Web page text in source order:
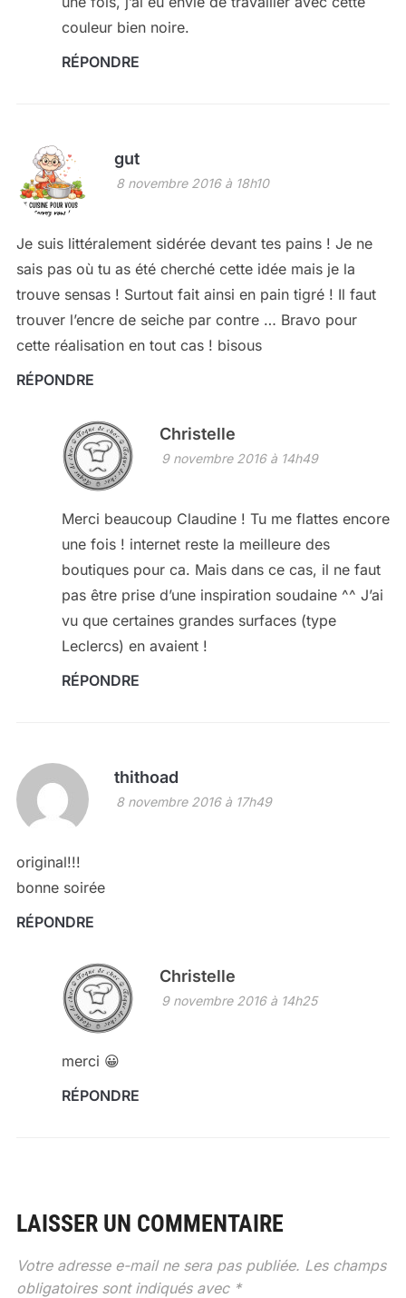
couleur bien noire.
RÉPONDRE
gut
8 novembre 2016 à 18h10
Je suis littéralement sidérée devant tes pains ! Je ne
sais pas où tu as été cherché cette idée mais je la
trouve sensas ! Surtout fait ainsi en pain tigré ! Il faut
trouver l’encre de seiche par contre … Bravo pour
cette réalisation en tout cas ! bisous
RÉPONDRE
Christelle
9 novembre 2016 à 14h49
Merci beaucoup Claudine ! Tu me flattes encore
une fois ! internet reste la meilleure des
boutiques pour ca. Mais dans ce cas, il ne faut
pas être prise d’une inspiration soudaine ^^ J’ai
vu que certaines grandes surfaces (type
Leclercs) en avaient !
RÉPONDRE
thithoad
8 novembre 2016 à 17h49
original!!!
bonne soirée
RÉPONDRE
Christelle
9 novembre 2016 à 14h25
merci 😀
RÉPONDRE
LAISSER UN COMMENTAIRE
Votre adresse e-mail ne sera pas publiée. Les champs
obligatoires sont indiqués avec *